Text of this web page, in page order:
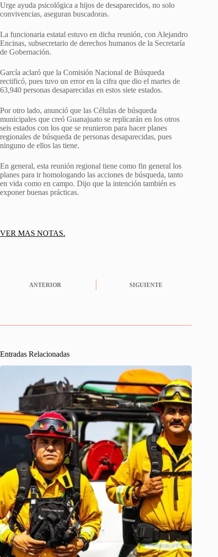
Urge ayuda psicológica a hijos de desaparecidos, no solo
convivencias, aseguran buscadoras.
La funcionaria estatal estuvo en dicha reunión, con Alejandro
Encinas, subsecretario de derechos humanos de la Secretaría
de Gobernación.
García aclaró que la Comisión Nacional de Búsqueda
rectificó, pues tuvo un error en la cifra que dio el martes de
63,940 personas desaparecidas en estos siete estados.
Por otro lado, anunció que las Células de búsqueda
municipales que creó Guanajuato se replicarán en los otros
seis estados con los que se reunieron para hacer planes
regionales de búsqueda de personas desaparecidas, pues
ninguno de ellos las tiene.
En general, esta reunión regional tiene como fin general los
planes para ir homologando las acciones de búsqueda, tanto
en vida como en campo. Dijo que la intención también es
exponer buenas prácticas.
VER MAS NOTAS.
ANTERIOR SIGUIENTE
Entradas Relacionadas